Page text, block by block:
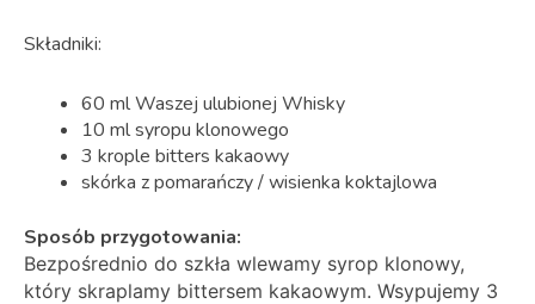
Składniki:
60 ml Waszej ulubionej Whisky
10 ml syropu klonowego
3 krople bitters kakaowy
skórka z pomarańczy / wisienka koktajlowa
Sposób przygotowania:
Bezpośrednio do szkła wlewamy syrop klonowy,
który skraplamy bittersem kakaowym. Wsypujemy 3